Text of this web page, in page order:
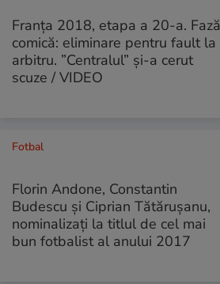
Franța 2018, etapa a 20-a. Fază
comică: eliminare pentru fault la
arbitru. ”Centralul” și-a cerut
scuze / VIDEO
Fotbal
Florin Andone, Constantin
Budescu și Ciprian Tătărușanu,
nominalizați la titlul de cel mai
bun fotbalist al anului 2017